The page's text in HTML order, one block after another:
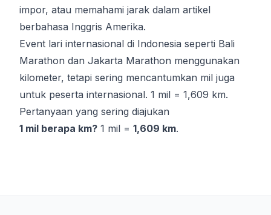
impor, atau memahami jarak dalam artikel
berbahasa Inggris Amerika.
Event lari internasional di Indonesia seperti Bali
Marathon dan Jakarta Marathon menggunakan
kilometer, tetapi sering mencantumkan mil juga
untuk peserta internasional. 1 mil = 1,609 km.
Pertanyaan yang sering diajukan
1 mil berapa km? 1 mil = 1,609 km.